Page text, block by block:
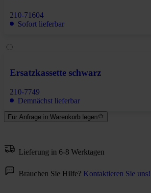
210-71604
Sofort lieferbar
Ersatzkassette schwarz
210-7749
Demnächst lieferbar
Für Anfrage in Warenkorb legen
Lieferung in 6-8 Werktagen
Brauchen Sie Hilfe? Kontaktieren Sie uns!